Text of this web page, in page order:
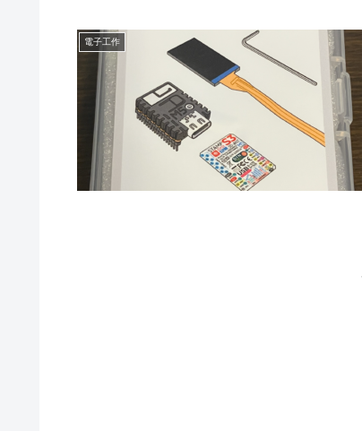
電子工作